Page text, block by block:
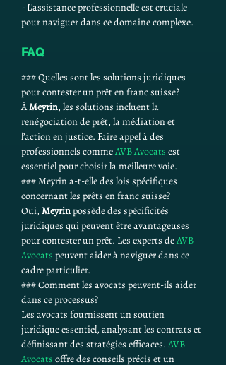
- L'assistance professionnelle est cruciale
pour naviguer dans ce domaine complexe.
FAQ
### Quelles sont les solutions juridiques
pour contester un prêt en franc suisse?
À Meyrin, les solutions incluent la
renégociation de prêt, la médiation et
l’action en justice. Faire appel à des
professionnels comme AVB Avocats est
essentiel pour choisir la meilleure voie.
### Meyrin a-t-elle des lois spécifiques
concernant les prêts en franc suisse?
Oui, Meyrin possède des spécificités
juridiques qui peuvent être avantageuses
pour contester un prêt. Les experts de AVB
Avocats peuvent aider à naviguer dans ce
cadre particulier.
### Comment les avocats peuvent-ils aider
dans ce processus?
Les avocats fournissent un soutien
juridique essentiel, analysant les contrats et
définissant des stratégies efficaces. AVB
Avocats offre des conseils précis et un